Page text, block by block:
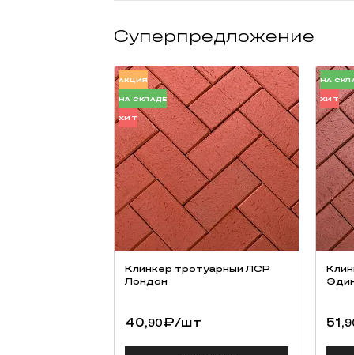
Суперпредложение
АКЦИЯ
НА СКЛАДЕ
ХИТ
Клинкер тротуарный ЛСР
Лондон
40,90₽/шт
НА
ХИТ
51,